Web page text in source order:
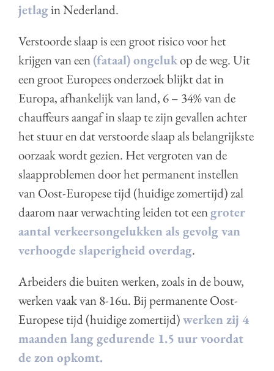
jetlagin Nederland.
Verstoorde slaap is een groot risico voor het
krijgen van een(fataal) ongelukop de weg. Uit
een groot Europees onderzoek blijkt dat in
Europa, afhankelijk van land, 6 – 34% van de
chauffeurs aangaf in slaap te zijn gevallen achter
het stuur en dat verstoorde slaap als belangrijkste
oorzaak wordt gezien. Het vergroten van de
slaapproblemen door het permanent instellen
van Oost-Europese tijd (huidige zomertijd) zal
daarom naar verwachting leiden tot eengroter
aantal verkeersongelukken als gevolg van
verhoogde slaperigheid overdag.
Arbeiders die buiten werken, zoals in de bouw,
werken vaak van 8-16u. Bij permanente Oost-
Europese tijd (huidige zomertijd)werken zij 4
maanden lang gedurende 1.5 uur voordat
de zon opkomt.